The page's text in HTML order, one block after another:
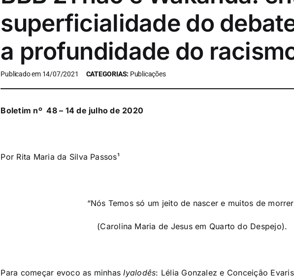
superficialidade do
a profundidade do
Publicado em 14/07/2021 CATEGORIAS: Publicações
Boletim nº 48 – 14 de julho de 2020
Por Rita Maria da Silva Passos¹
“Nós Temos só um jeito de nascer e muitos de
(Carolina Maria de Jesus em Quarto do Despejo).
Para começar evoco as minhasIyalodês: Lélia Gonzalez e Conceição